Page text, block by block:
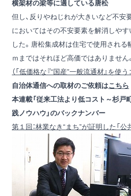
横架材の梁等に適している唐松
但し、反りやねじれが大きいなど不安
においてはその不安要素を解消しや
した。唐松集成材は住宅で使用され
ｍまではそれほど高価ではありません。
（「低価格な『“国産”一般流通材』を使
自治体通信への取材のご依頼はこちら
本連載「従来工法より低コスト～杉戸
践ノウハウ」のバックナンバー
第１回：林業なき“まち”が証明した「公